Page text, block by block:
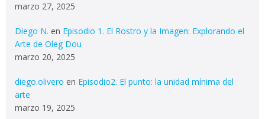
marzo 27, 2025
Diego N. en Episodio 1. El Rostro y la Imagen: Explorando el
Arte de Oleg Dou
marzo 20, 2025
diego.olivero en Episodio2. El punto: la unidad mínima del
arte
marzo 19, 2025